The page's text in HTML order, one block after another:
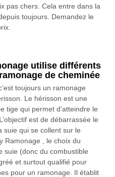
pas chers. Cela entre dans la
toujours. Demandez le
utilise différents
de cheminée
toujours un ramonage
Le hérisson est une
tige qui permet d’atteindre le
est de débarrassée le
suie qui se collent sur le
Ramonage , le choix du
suie (donc du combustible
et surtout qualifié pour
pour un ramonage. Il établit